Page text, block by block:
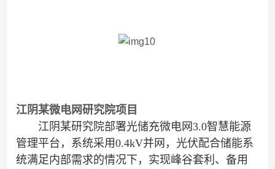
江阴某微电网研究院项目
江阴某研究院部署光储充微电网3.0智慧能源
管理平台， 系统采用0.4kV并网，光伏配合储能系
统满足内部需求的情况下，实现峰谷套利、备用